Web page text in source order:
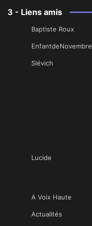
3 - Liens amis
Baptiste Roux
EnfantdeNovembre
Slévich
Lucide
A Voix Haute
Actualités